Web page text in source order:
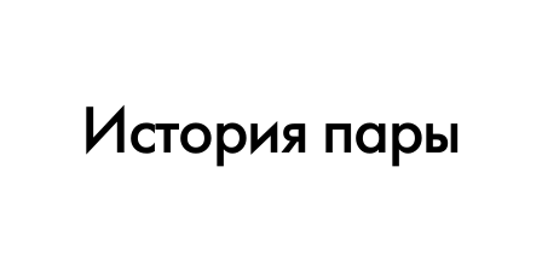
История пары